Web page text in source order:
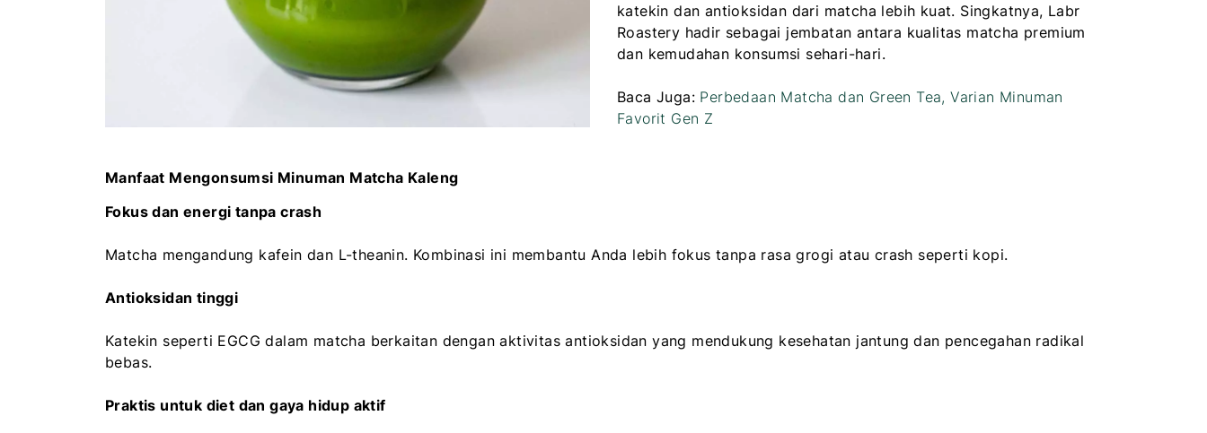
katekin dan antioksidan dari matcha lebih kuat. Singkatnya, Labr
Roastery hadir sebagai jembatan antara kualitas matcha premium
dan kemudahan konsumsi sehari-hari.
Baca Juga: Perbedaan Matcha dan Green Tea, Varian Minuman
Favorit Gen Z
Manfaat Mengonsumsi Minuman Matcha Kaleng
Fokus dan energi tanpa crash
Matcha mengandung kafein dan L-theanin. Kombinasi ini membantu Anda lebih fokus tanpa rasa grogi atau crash seperti kopi.
Antioksidan tinggi
Katekin seperti EGCG dalam matcha berkaitan dengan aktivitas antioksidan yang mendukung kesehatan jantung dan pencegahan radikal
bebas.
Praktis untuk diet dan gaya hidup aktif